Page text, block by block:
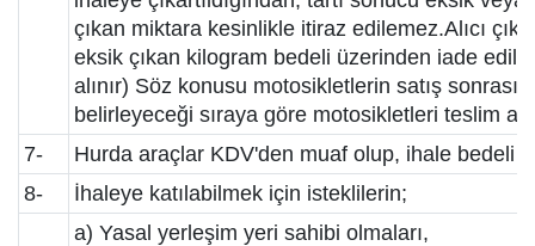
çıkan miktara kesinlikle itiraz edilemez.Alıcı
eksik çıkan kilogram bedeli üzerinden iade
alınır) Söz konusu motosikletlerin satış sonrası
belirleyeceği sıraya göre motosikletleri teslim
7-
Hurda araçlar KDV'den muaf olup, ihale bedeli
8-
İhaleye katılabilmek için isteklilerin;
a) Yasal yerleşim yeri sahibi olmaları,